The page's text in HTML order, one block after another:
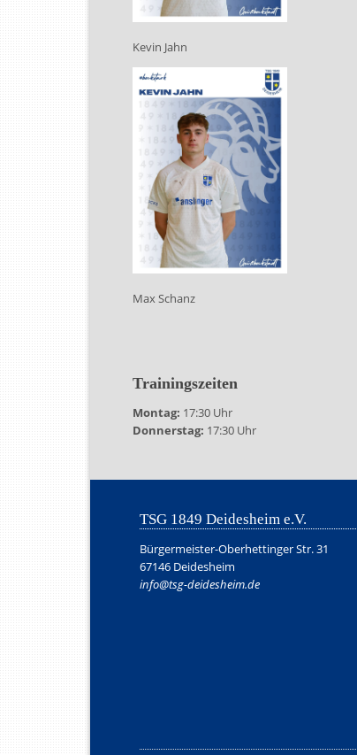
Kevin Jahn
Max Schanz
Trainingszeiten
Montag: 17:30 Uhr
Donnerstag: 17:30 Uhr
TSG 1849 Deidesheim e.V.
Bürgermeister-Oberhettinger Str. 31
67146 Deidesheim
info@tsg-deidesheim.de